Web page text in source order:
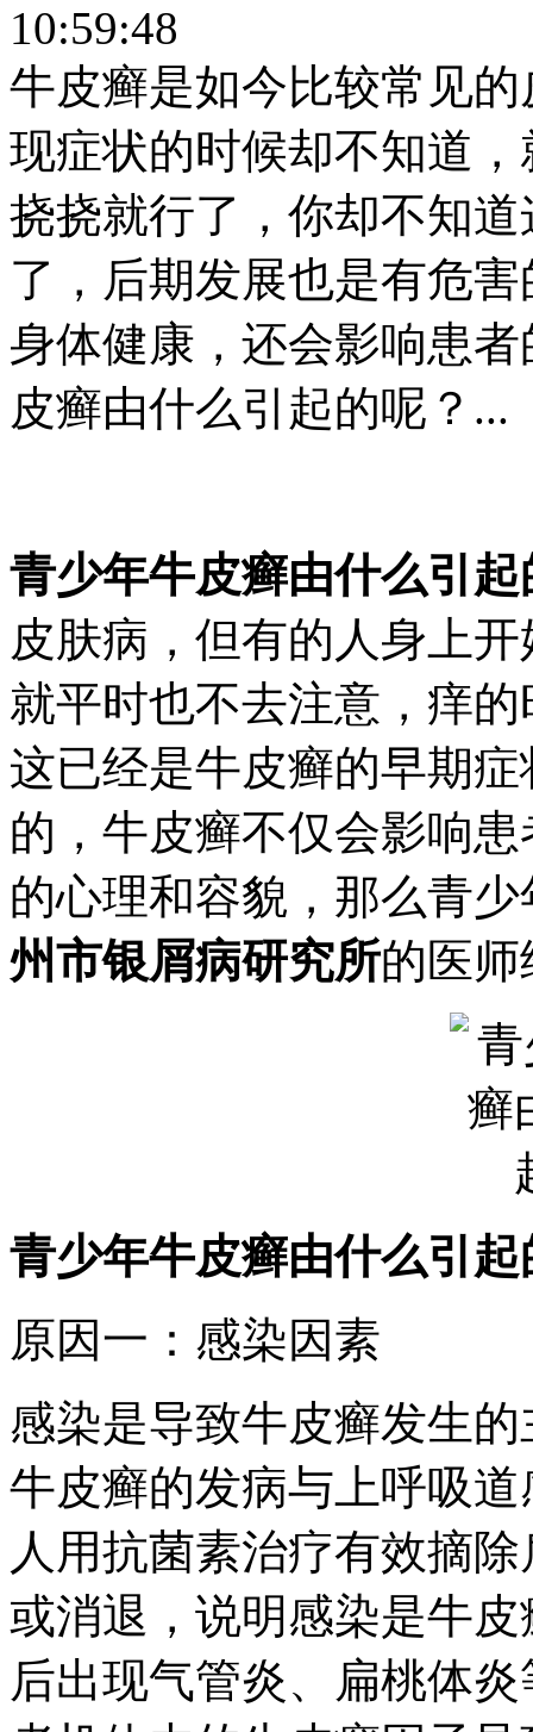
10:59:48
牛皮癣是如今比较常见
现症状的时候却不知道
挠挠就行了，你却不知
了，后期发展也是有危
身体健康，还会影响患
皮癣由什么引起的呢？...
青少年牛皮癣由什么引起
皮肤病，但有的人身上
就平时也不去注意，痒
这已经是牛皮癣的早期
的，牛皮癣不仅会影响
的心理和容貌，那么青
州市银屑病研究所的医
青少年牛皮癣由什么引起
原因一：感染因素
感染是导致牛皮癣发生
牛皮癣的发病与上呼吸
人用抗菌素治疗有效摘
或消退，说明感染是牛
后出现气管炎、扁桃体